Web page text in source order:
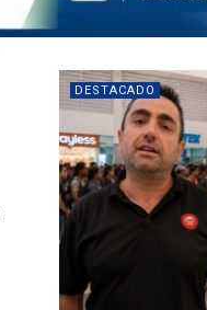
DESTACADO